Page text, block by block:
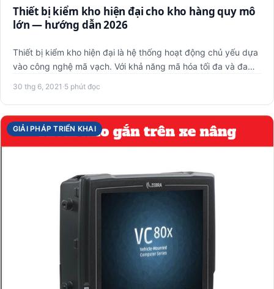
Thiết bị kiểm kho hiện đại cho kho hàng quy mô
lớn — hướng dẫn 2026
Thiết bị kiểm kho hiện đại là hệ thống hoạt động chủ yếu dựa
vào công nghệ mã vạch. Với khả năng mã hóa tối đa và đa
30 thg 6, 2021 ·5 phút đọc
GIẢI PHÁP TRIỂN KHAI